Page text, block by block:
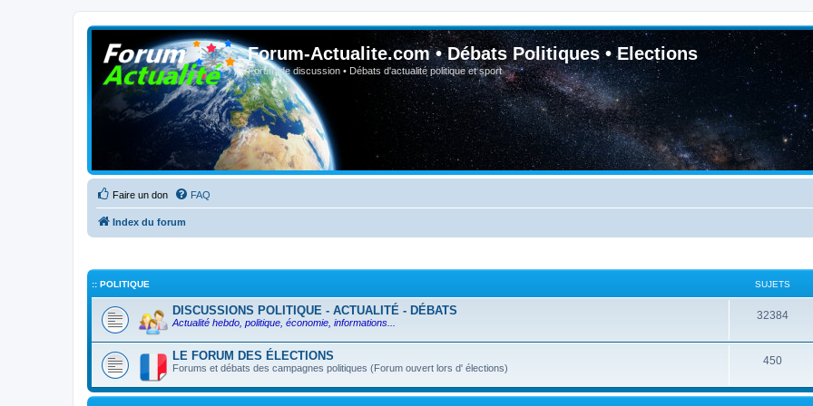
Forum-Actualite.com • Débats Politiques • Elections
Forum de discussion • Débats d'actualité politique et sport
Faire un don FAQ
Index du forum
:: POLITIQUE SUJETS
DISCUSSIONS POLITIQUE - ACTUALITÉ - DÉBATS
Actualité hebdo, politique, économie, informations...
32384
LE FORUM DES ÉLECTIONS
Forums et débats des campagnes politiques (Forum ouvert lors d' élections)
450